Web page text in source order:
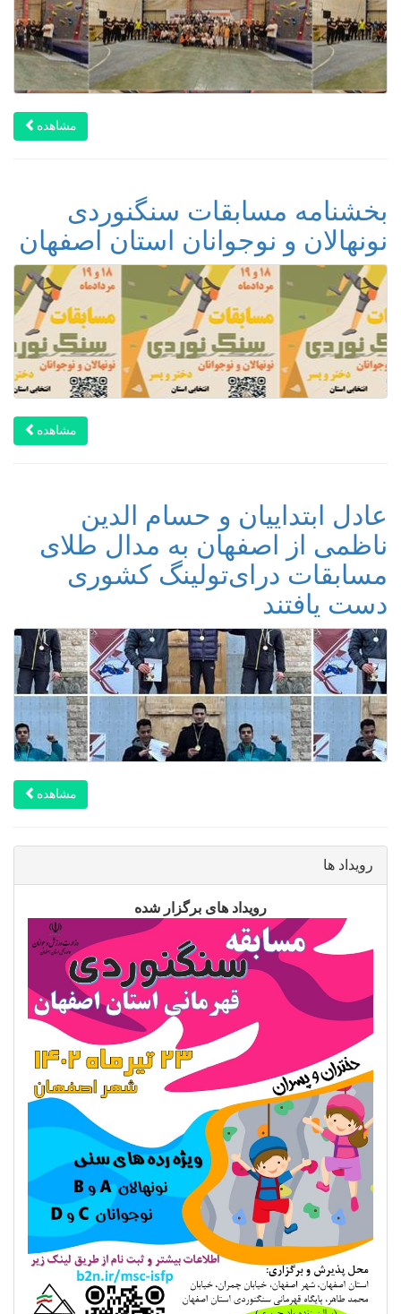
مشاهده
بخشنامه مسابقات سنگنوردی
نونهالان و نوجوانان استان اصفهان
مشاهده
عادل ابتداییان و حسام الدین
ناظمی از اصفهان به مدال طلای
مسابقات درای‌تولینگ کشوری
دست یافتند
مشاهده
رویداد ها
رویداد های برگزار شده